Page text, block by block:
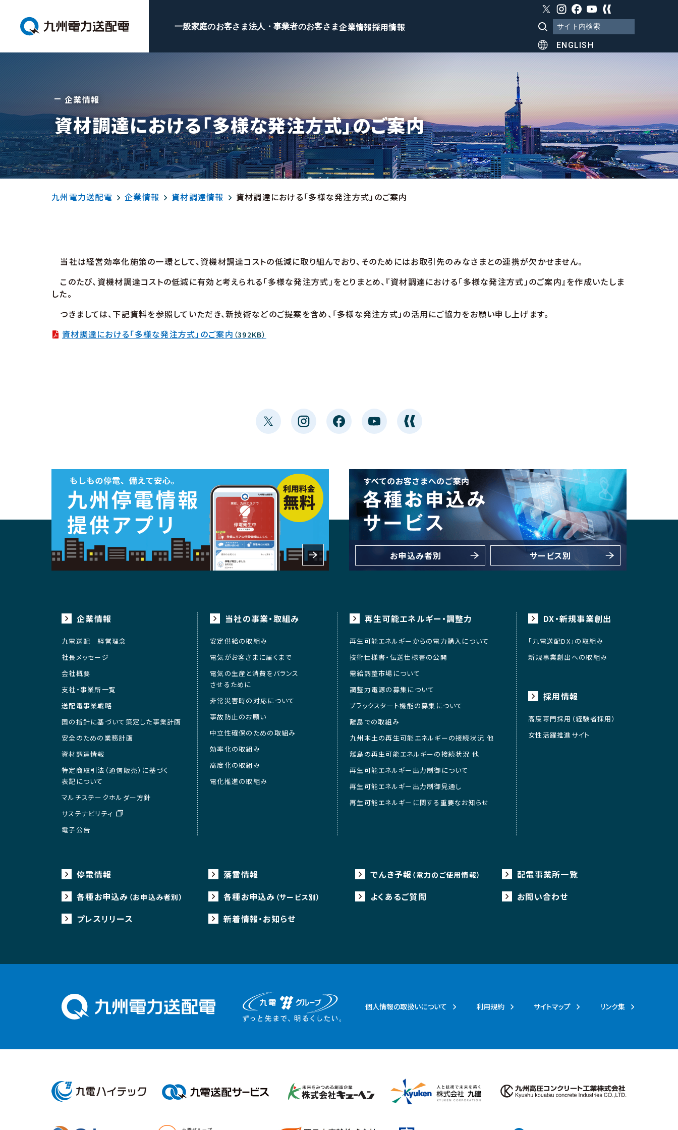
一般家庭のお客さま法人・事業者のお客さま企業情報採用情報
ENGLISH
企業情報
資材調達における「多様な発注方式」のご案内
九州電力送配電 企業情報 資材調達情報 資材調達における「多様な発注方式」のご案内
当社は経営効率化施策の一環として、資機材調達コストの低減に取り組んでおり、そのためにはお取引先のみなさまとの連携が欠かせません。
このたび、資機材調達コストの低減に有効と考えられる「多様な発注方式」をとりまとめ、『資材調達における「多様な発注方式」のご案内』を作成いたしま
した。
つきましては、下記資料を参照していただき、新技術などのご提案を含め、「多様な発注方式」の活用にご協力をお願い申し上げます。
資材調達における「多様な発注方式」のご案内 （392KB）
お申込み者別 サービス別
企業情報
九電送配 経営理念
社長メッセージ
会社概要
支社・事業所一覧
送配電事業戦略
国の指針に基づいて策定した事業計画
安全のための業務計画
資材調達情報
特定商取引法（通信販売）に基づく
表記について
マルチステークホルダー方針
サステナビリティ
電子公告
当社の事業・取組み
安定供給の取組み
電気がお客さまに届くまで
電気の生産と消費をバランス
させるために
非常災害時の対応について
事故防止のお願い
中立性確保のための取組み
効率化の取組み
高度化の取組み
電化推進の取組み
再生可能エネルギー・調整力
再生可能エネルギーからの電力購入について
技術仕様書・伝送仕様書の公開
需給調整市場について
調整力電源の募集について
ブラックスタート機能の募集について
離島での取組み
九州本土の再生可能エネルギーの接続状況 他
離島の再生可能エネルギーの接続状況 他
再生可能エネルギー出力制御について
再生可能エネルギー出力制御見通し
再生可能エネルギーに関する重要なお知らせ
DX・新規事業創出
「九電送配DX」の取組み
新規事業創出への取組み
採用情報
高度専門採用（経験者採用）
女性活躍推進サイト
停電情報 落雷情報 でんき予報 （電力のご使用情報）
配電事業所一覧
各種お申込み （お申込み者別） 各種お申込み （サービス別） よくあるご質問
お問い合わせ
プレスリリース
新着情報・お知らせ
個人情報の取扱いについて 利用規約 サイトマップ リンク集